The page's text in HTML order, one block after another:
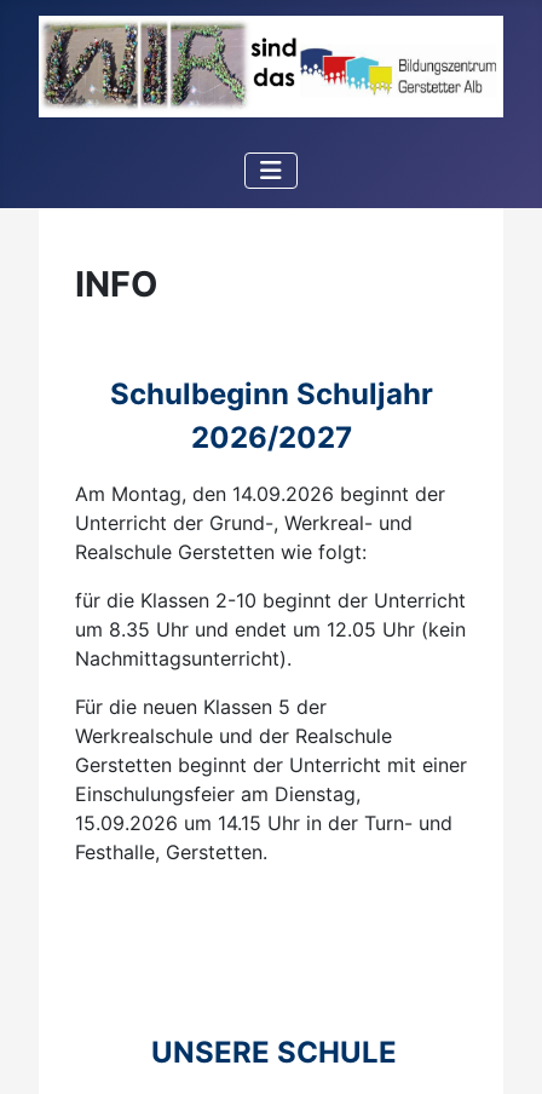
INFO
Schulbeginn Schuljahr
2026/2027
Am Montag, den 14.09.2026 beginnt der
Unterricht der Grund-, Werkreal- und
Realschule Gerstetten wie folgt:
für die Klassen 2-10 beginnt der Unterricht
um 8.35 Uhr und endet um 12.05 Uhr (kein
Nachmittagsunterricht).
Für die neuen Klassen 5 der
Werkrealschule und der Realschule
Gerstetten beginnt der Unterricht mit einer
Einschulungsfeier am Dienstag,
15.09.2026 um 14.15 Uhr in der Turn- und
Festhalle, Gerstetten.
UNSERE SCHULE